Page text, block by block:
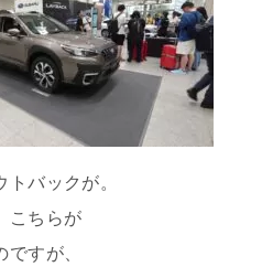
バックが。
こちらが
すが、